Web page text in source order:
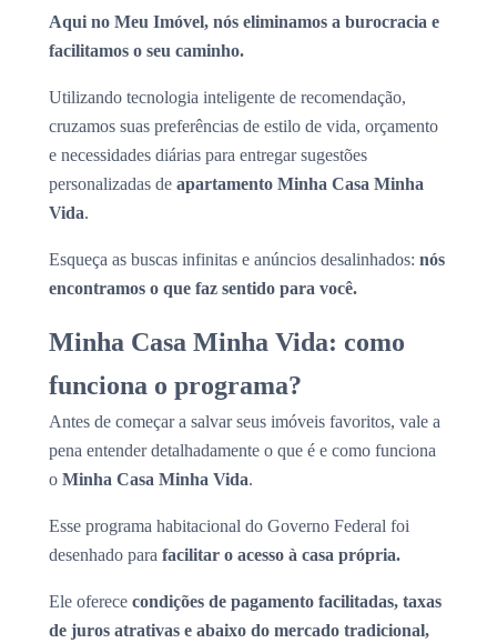
Aqui no Meu Imóvel, nós eliminamos a burocracia e
facilitamos o seu caminho.
Utilizando tecnologia inteligente de recomendação,
cruzamos suas preferências de estilo de vida, orçamento
e necessidades diárias para entregar sugestões
personalizadas de apartamento Minha Casa Minha
Vida.
Esqueça as buscas infinitas e anúncios desalinhados: nós
encontramos o que faz sentido para você.
Minha Casa Minha Vida: como
funciona o programa?
Antes de começar a salvar seus imóveis favoritos, vale a
pena entender detalhadamente o que é e como funciona
o Minha Casa Minha Vida.
Esse programa habitacional do Governo Federal foi
desenhado para facilitar o acesso à casa própria.
Ele oferece condições de pagamento facilitadas, taxas
de juros atrativas e abaixo do mercado tradicional,